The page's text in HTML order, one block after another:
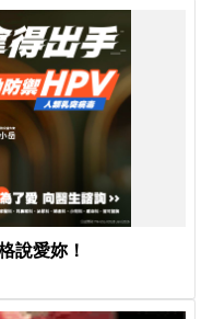
說愛妳！